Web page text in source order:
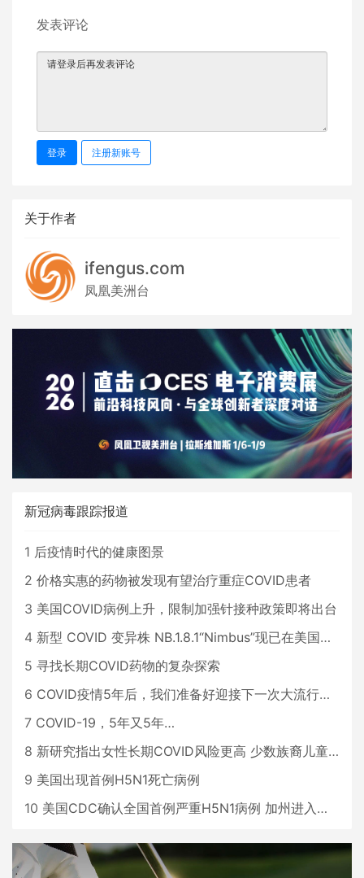
发表评论
登录 注册新账号
关于作者
ifengus.com
凤凰美洲台
新冠病毒跟踪报道
1 后疫情时代的健康图景
2 价格实惠的药物被发现有望治疗重症COVID患者
3 美国COVID病例上升，限制加强针接种政策即将出台
4 新型 COVID 变异株 NB.1.8.1“Nimbus”现已在美国占据主导地位
5 寻找长期COVID药物的复杂探索
6 COVID疫情5年后，我们准备好迎接下一次大流行了吗？
7 COVID-19，5年又5年…
8 新研究指出女性长期COVID风险更高 少数族裔儿童存在差异
9 美国出现首例H5N1死亡病例
10 美国CDC确认全国首例严重H5N1病例 加州进入紧急状态